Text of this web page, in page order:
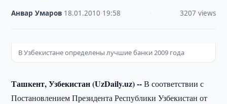
Анвар Умаров 18.01.2010 19:58 3207 views
В Узбекистане определены лучшие банки 2009 года
Ташкент, Узбекистан (UzDaily.uz) --В соответствии с
Постановлением Президента Республики Узбекистан от